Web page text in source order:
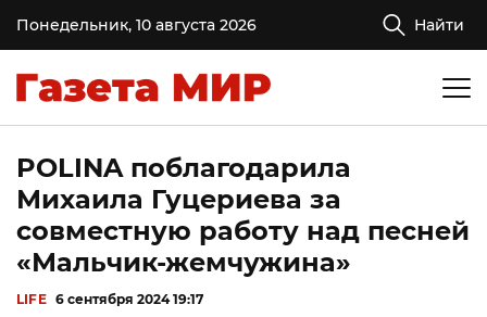
Понедельник, 10 августа 2026 Найти
POLINA поблагодарила
Михаила Гуцериева за
совместную работу над песней
«Мальчик-жемчужина»
LIFE 6 сентября 2024 19:17